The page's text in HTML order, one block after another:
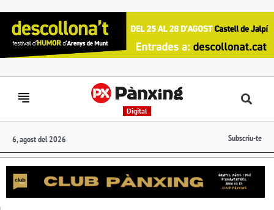
Digital
6, agost del 2026 Subscriu-te